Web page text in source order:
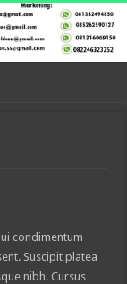
condimentum
Suscipit platea
nibh. Cursus